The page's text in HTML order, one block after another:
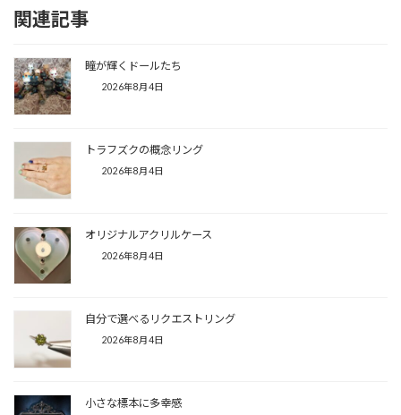
関連記事
瞳が輝くドールたち
2026年8月4日
トラフズクの概念リング
2026年8月4日
オリジナルアクリルケース
2026年8月4日
自分で選べるリクエストリング
2026年8月4日
小さな標本に多幸感